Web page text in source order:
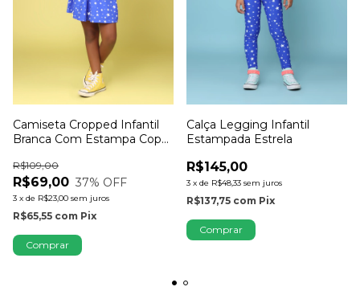
Camiseta Cropped Infantil
Branca Com Estampa Copa
R$69,00
R$109,00
37% OFF
3 x de R$23,00 sem juros
R$65,55 com Pix
Comprar
Calça Legging Infantil
Estampada Estrela
R$145,00
3 x de R$48,33 sem juros
R$137,75 com Pix
Comprar